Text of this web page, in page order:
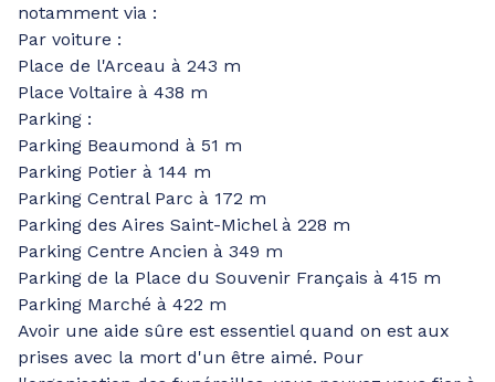
notamment via :
Par voiture :
Place de l'Arceau à 243 m
Place Voltaire à 438 m
Parking :
Parking Beaumond à 51 m
Parking Potier à 144 m
Parking Central Parc à 172 m
Parking des Aires Saint-Michel à 228 m
Parking Centre Ancien à 349 m
Parking de la Place du Souvenir Français à 415 m
Parking Marché à 422 m
Avoir une aide sûre est essentiel quand on est aux
prises avec la mort d'un être aimé. Pour